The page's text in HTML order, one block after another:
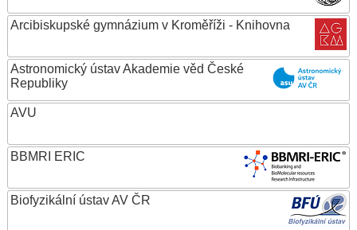
Arcibiskupské gymnázium v Kroměříži - Knihovna
Astronomický ústav Akademie věd České
Republiky
AVU
BBMRI ERIC
Biofyzikální ústav AV ČR